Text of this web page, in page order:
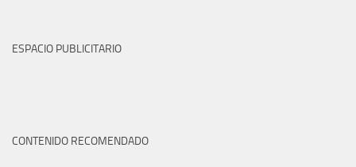
ESPACIO PUBLICITARIO
CONTENIDO RECOMENDADO